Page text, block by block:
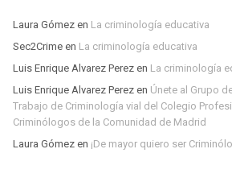
Laura Gómezen La criminología educativa
Sec2Crimeen La criminología educativa
Luis Enrique Alvarez Perezen La criminología
Luis Enrique Alvarez Perezen Únete al Grupo
Trabajo de Criminología vial del Colegio
Criminólogos de la Comunidad de Madrid
Laura Gómezen ¡De mayor quiero ser
Bienvenidos
criminólogos
Podcast: Homicidios
viales
Podcast Voces
La Marquesina
Te espero en la
del Libro de
firma de «La
Marquesina»